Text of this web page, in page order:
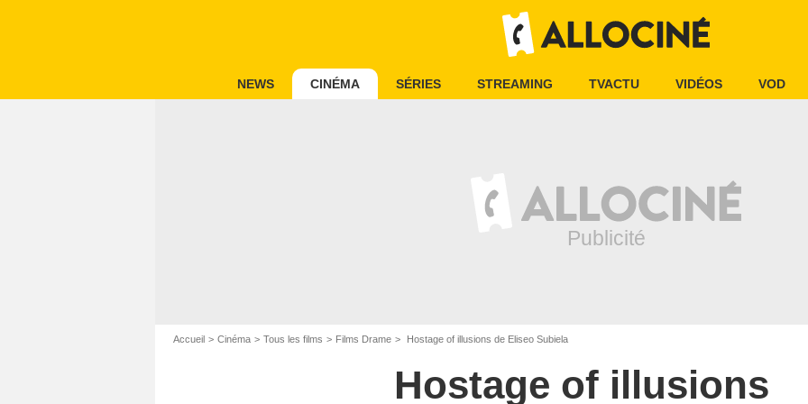
NEWS CINÉMA SÉRIES STREAMING TVACTU VIDÉOS VOD
Accueil Cinéma Tous les films Films Drame Hostage of illusions de Eliseo Subiela
Hostage of illusions